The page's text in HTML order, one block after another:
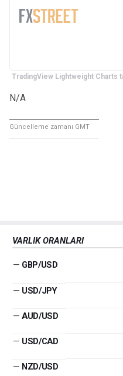
TradingView Lightweight Charts
N/A
Güncelleme zamanı GMT
VARLIK ORANLARI
— GBP/USD
— USD/JPY
— AUD/USD
— USD/CAD
— NZD/USD